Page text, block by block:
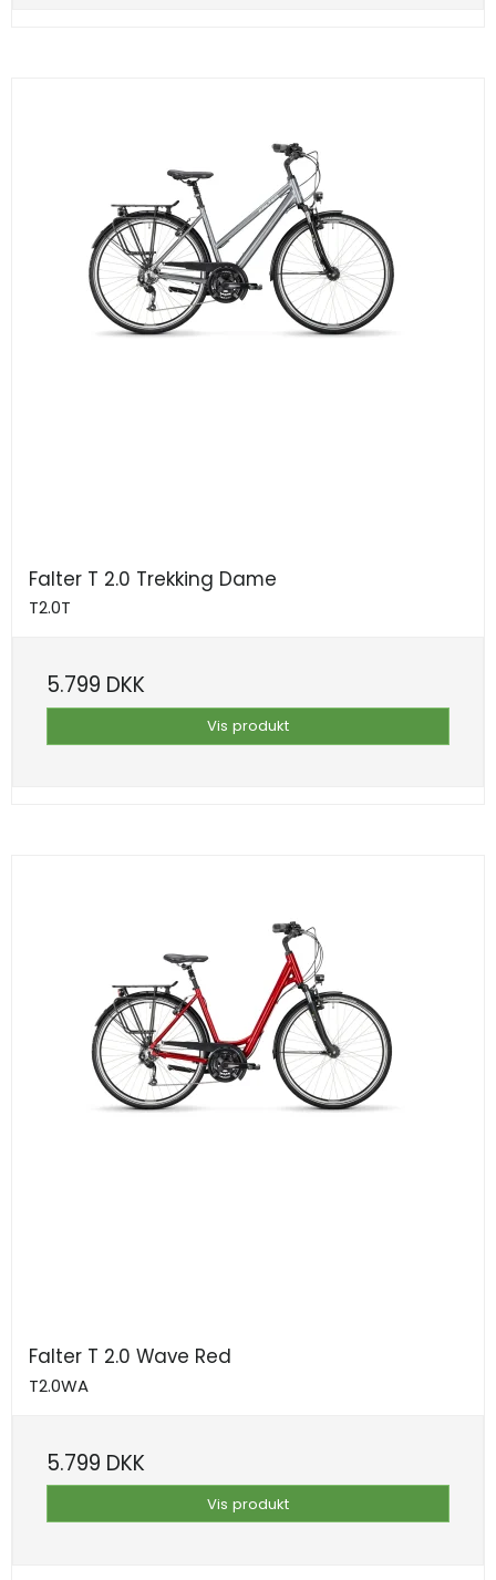
Falter T 2.0 Trekking Dame
T2.0T
5.799 DKK
Vis produkt
Falter T 2.0 Wave Red
T2.0WA
5.799 DKK
Vis produkt